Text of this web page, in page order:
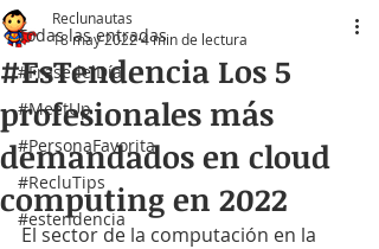
Todas las entradas
#FrasedelDía
#MeetUp
#PersonaFavorita
#RecluTips
#estendencia
#EsTendencia Los 5
profesionales más
demandados en cloud
computing en 2022
Reclunautas
18 may 20224 min de lectura
El sector de la computación en la